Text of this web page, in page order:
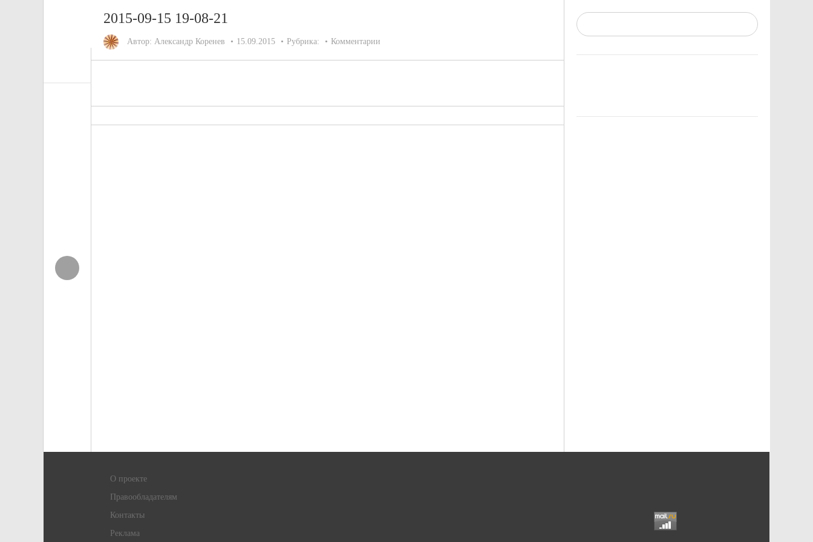
2015-09-15 19-08-21
Автор: Александр Коренев 15.09.2015 Рубрика: Комментарии
О проекте
Правообладателям
Контакты
Реклама